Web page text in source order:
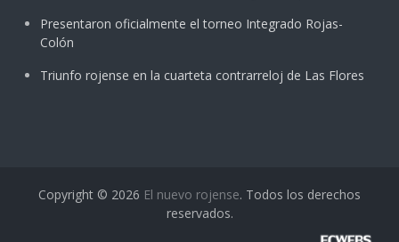
Presentaron oficialmente el torneo Integrado Rojas-
Colón
Triunfo rojense en la cuarteta contrarreloj de Las Flores
Copyright © 2026 El nuevo rojense. Todos los derechos
reservados.